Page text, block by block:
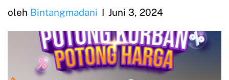
oleh Bintangmadani Juni 3, 2024